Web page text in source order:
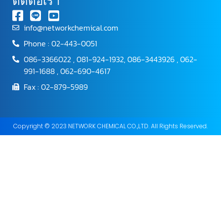
info@networkchemical.com
Phone : 02-443-0051
086-3366022 , 081-924-1932, 086-3443926 , 062-
991-1688 , 062-690-4617
Fax : 02-879-5989
Copyright © 2023 NETWORK CHEMICAL CO.,LTD. All Rights Reserved.